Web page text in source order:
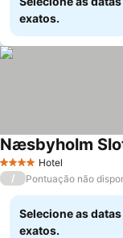
exatos.
4 EstrelasHotel
Næsbyholm
/ Pontuação não
Selecione as
exatos.